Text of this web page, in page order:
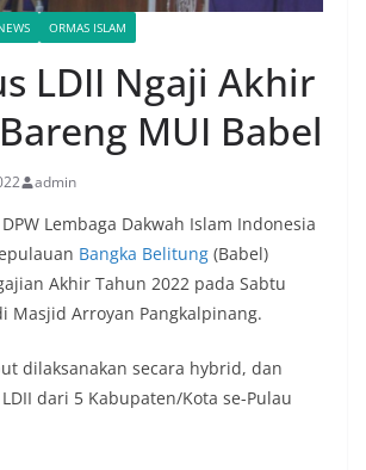
ORMAS ISLAM
LDII Ngaji Akhir
MUI Babel
admin
Lembaga Dakwah Islam Indonesia
Bangka Belitung (Babel)
Akhir Tahun 2022 pada Sabtu
Masjid Arroyan Pangkalpinang.
dilaksanakan secara hybrid, dan
dari 5 Kabupaten/Kota se-Pulau